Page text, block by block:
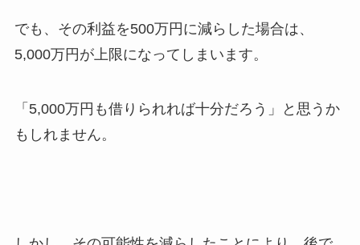
でも、その利益を500万円に減らした場合は、
5,000万円が上限になってしまいます。
「5,000万円も借りられれば十分だろう」と思うか
もしれません。